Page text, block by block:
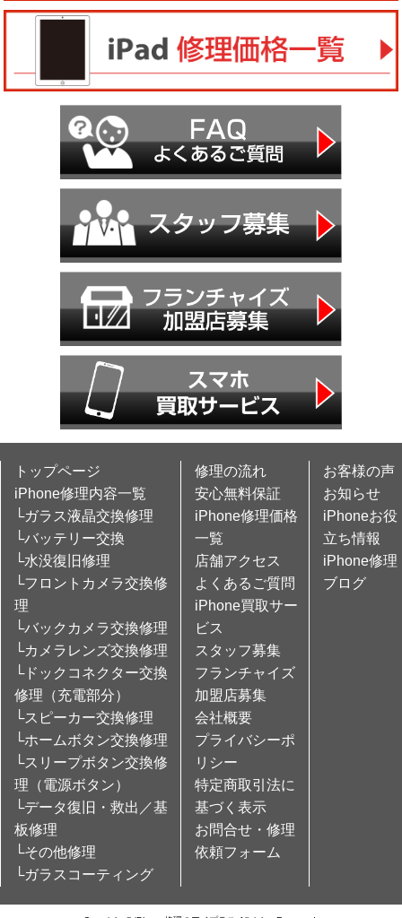
トップページ
iPhone修理内容一覧
└ガラス液晶交換修理
└バッテリー交換
└水没復旧修理
└フロントカメラ交換修
理
└バックカメラ交換修理
└カメラレンズ交換修理
└ドックコネクター交換
修理（充電部分）
└スピーカー交換修理
└ホームボタン交換修理
└スリープボタン交換修
理（電源ボタン）
└データ復旧・救出／基
板修理
└その他修理
└ガラスコーティング
修理の流れ
安心無料保証
iPhone修理価格
一覧
店舗アクセス
よくあるご質問
iPhone買取サー
ビス
スタッフ募集
フランチャイズ
加盟店募集
会社概要
プライバシーポ
リシー
特定商取引法に
基づく表示
お問合せ・修理
依頼フォーム
お客様の声
お知らせ
iPhoneお役
立ち情報
iPhone修理
ブログ